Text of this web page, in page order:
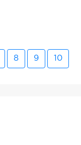
8 9 10